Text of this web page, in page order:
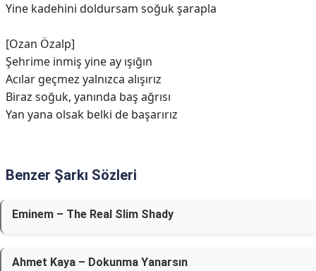
Yine kadehini doldursam soğuk şarapla
[Ozan Özalp]
Şehrime inmiş yine ay ışığın
Acılar geçmez yalnızca alışırız
Biraz soğuk, yanında baş ağrısı
Yan yana olsak belki de başarırız
Benzer Şarkı Sözleri
Eminem – The Real Slim Shady
Ahmet Kaya – Dokunma Yanarsın